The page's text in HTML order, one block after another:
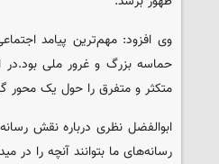
وی افزود: مهم‌ترین پیامد
حماسه بزرگ و غرور ملی
متکثر و متفرق را حول یک محور
ابوالفضل نظری درباره نقش
رسانه‌های ما بتوانند آنچه را